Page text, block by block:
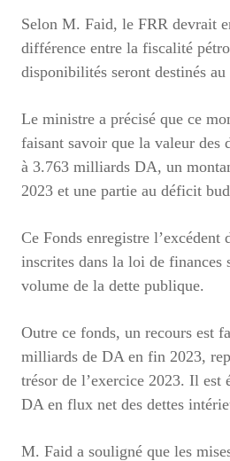
Selon M. Faid, le FRR devrait
différence entre la fiscalité
disponibilités seront destinés
Le ministre a précisé que ce
faisant savoir que la valeur des
à 3.763 milliards DA, un
2023 et une partie au déficit
Ce Fonds enregistre
inscrites dans la loi de finances
volume de la dette publique.
Outre ce fonds, un recours est
milliards de DA en fin 2023,
trésor de l’exercice 2023. Il est
DA en flux net des dettes
M. Faid a souligné que les